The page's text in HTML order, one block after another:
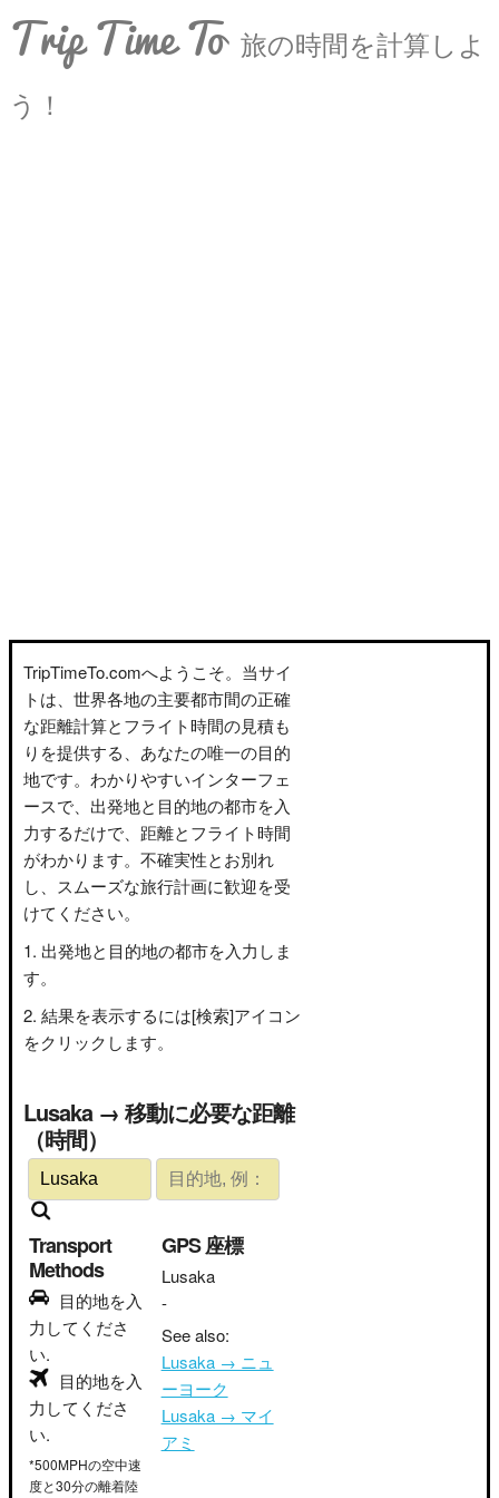
Trip Time To 旅の時間を計算しよ
う！
TripTimeTo.comへようこそ。当サイ
トは、世界各地の主要都市間の正確
な距離計算とフライト時間の見積も
りを提供する、あなたの唯一の目的
地です。わかりやすいインターフェ
ースで、出発地と目的地の都市を入
力するだけで、距離とフライト時間
がわかります。不確実性とお別れ
し、スムーズな旅行計画に歓迎を受
けてください。
出発地と目的地の都市を入力しま
す。
結果を表示するには[検索]アイコン
をクリックします。
Lusaka → 移動に必要な距離
（時間）
Transport
Methods
目的地を入
力してくださ
い.
目的地を入
力してくださ
い.
*500MPHの空中速
度と30分の離着陸
GPS 座標
Lusaka
-
See also:
Lusaka → ニュ
ーヨーク
Lusaka → マイ
アミ